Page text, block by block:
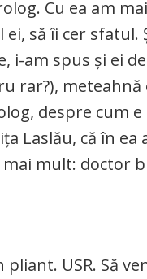
Cu ea am
ei, să îi cer
i-am spus și ei
rar?),
despre cum
Laslău, că în
mai mult: doctor
pliant. USR. Să